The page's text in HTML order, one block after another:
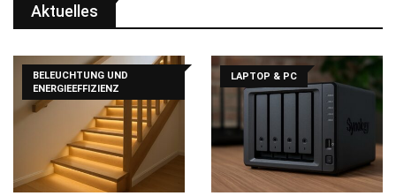
Aktuelles
BELEUCHTUNG UND
ENERGIEEFFIZIENZ
LAPTOP & PC